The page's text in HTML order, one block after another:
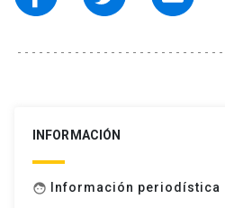
INFORMACIÓN
face Información periodística